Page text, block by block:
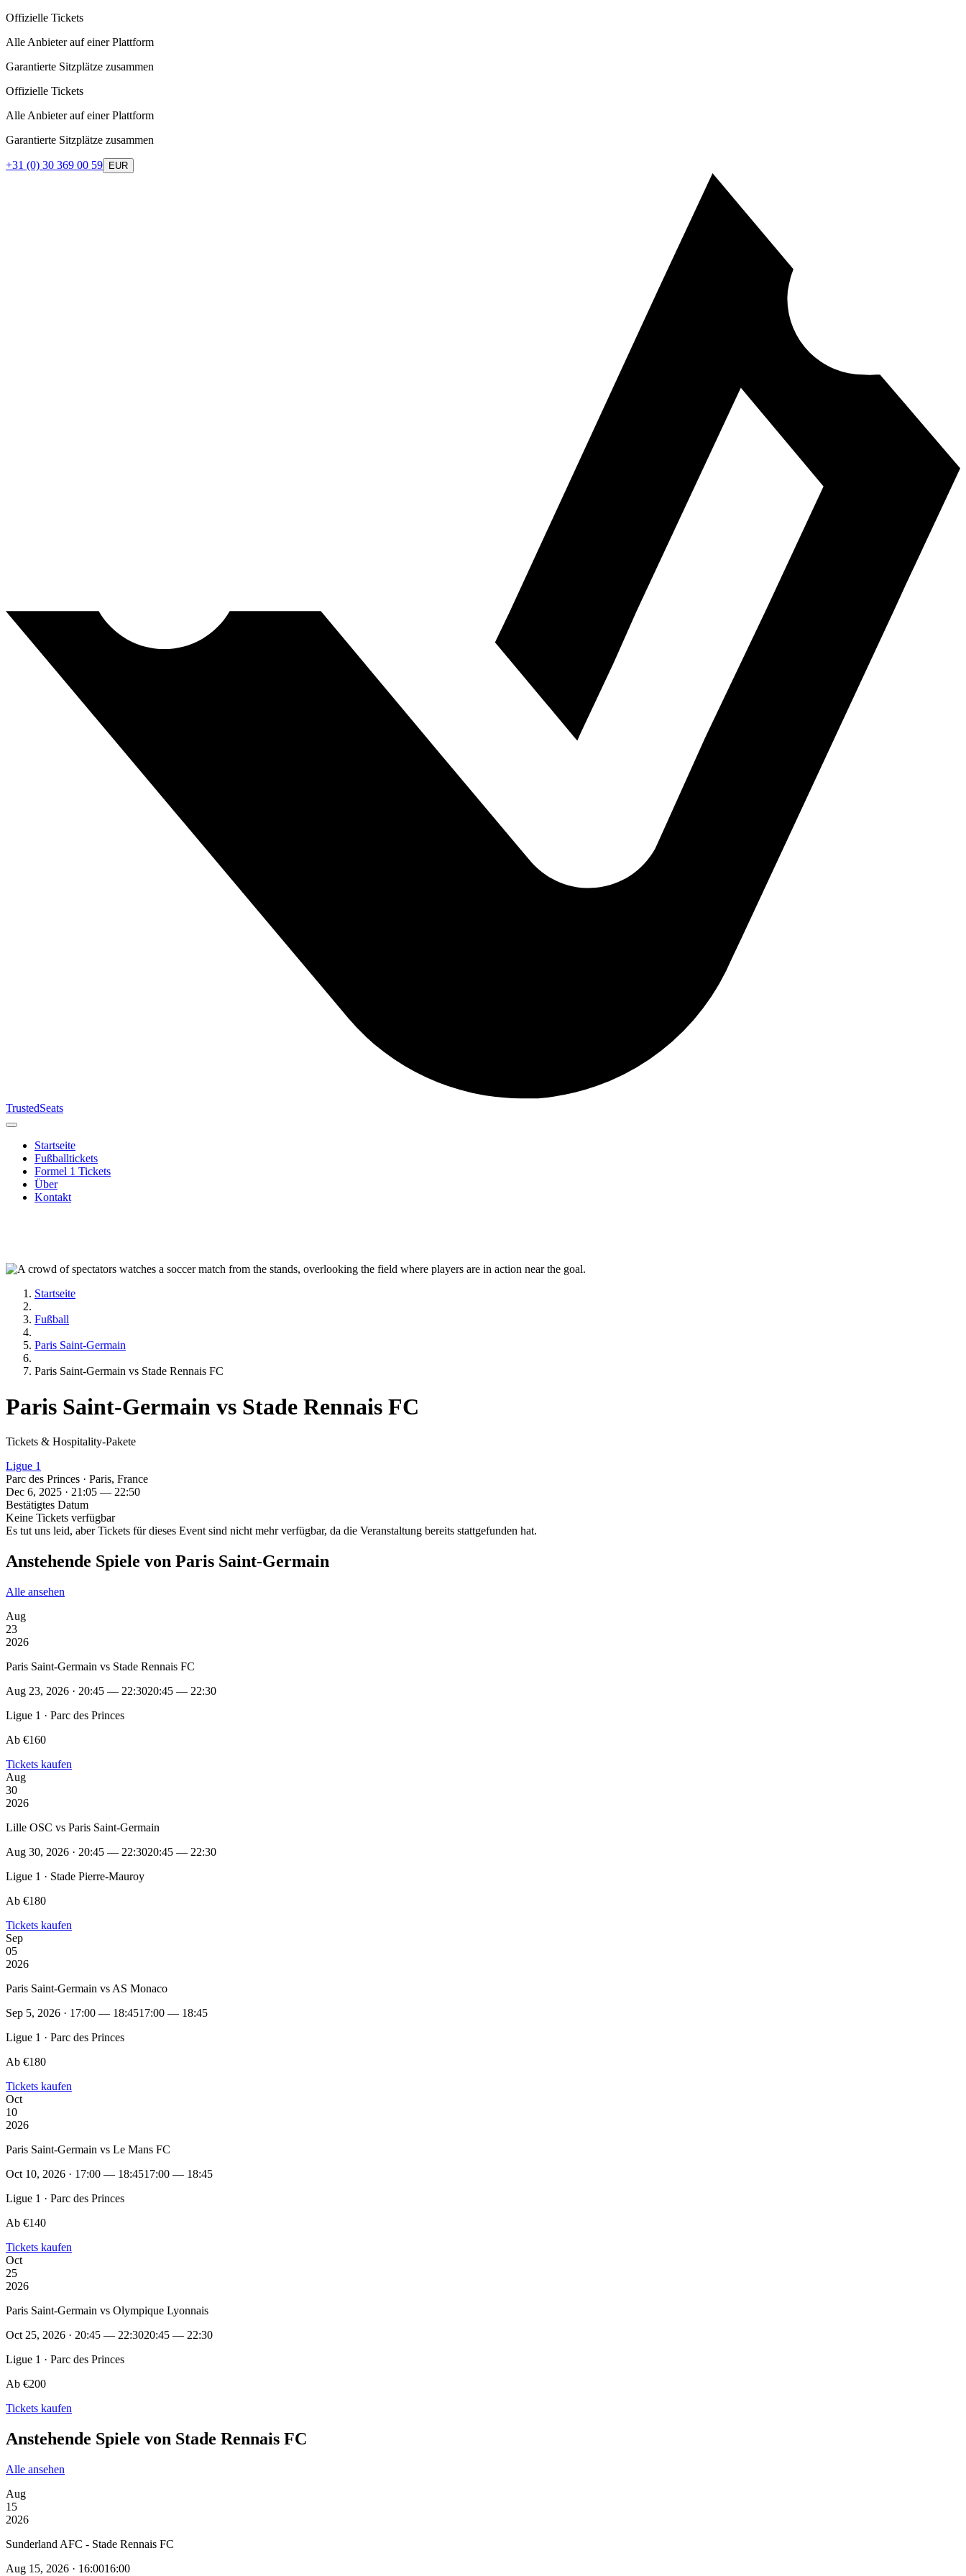
Offizielle Tickets
Alle Anbieter auf einer Plattform
Garantierte Sitzplätze zusammen
Offizielle Tickets
Alle Anbieter auf einer Plattform
Garantierte Sitzplätze zusammen
+31 (0) 30 369 00 59 EUR
TrustedSeats
Startseite
Fußballtickets
Formel 1 Tickets
Über
Kontakt
Startseite
Fußball
Paris Saint-Germain
Paris Saint-Germain vs Stade Rennais FC
Paris Saint-Germain vs Stade Rennais FC
Tickets & Hospitality-Pakete
Ligue 1
Parc des Princes · Paris, France
Dec 6, 2025 · 21:05 — 22:50
Bestätigtes Datum
Keine Tickets verfügbar
Es tut uns leid, aber Tickets für dieses Event sind nicht mehr verfügbar, da die Veranstaltung bereits stattgefunden hat.
Anstehende Spiele von Paris Saint-Germain
Alle ansehen
Aug
23
2026
Paris Saint-Germain vs Stade Rennais FC
Aug 23, 2026 · 20:45 — 22:3020:45 — 22:30
Ligue 1 · Parc des Princes
Ab €160
Tickets kaufen
Aug
30
2026
Lille OSC vs Paris Saint-Germain
Aug 30, 2026 · 20:45 — 22:3020:45 — 22:30
Ligue 1 · Stade Pierre-Mauroy
Ab €180
Tickets kaufen
Sep
05
2026
Paris Saint-Germain vs AS Monaco
Sep 5, 2026 · 17:00 — 18:4517:00 — 18:45
Ligue 1 · Parc des Princes
Ab €180
Tickets kaufen
Oct
10
2026
Paris Saint-Germain vs Le Mans FC
Oct 10, 2026 · 17:00 — 18:4517:00 — 18:45
Ligue 1 · Parc des Princes
Ab €140
Tickets kaufen
Oct
25
2026
Paris Saint-Germain vs Olympique Lyonnais
Oct 25, 2026 · 20:45 — 22:3020:45 — 22:30
Ligue 1 · Parc des Princes
Ab €200
Tickets kaufen
Anstehende Spiele von Stade Rennais FC
Alle ansehen
Aug
15
2026
Sunderland AFC - Stade Rennais FC
Aug 15, 2026 · 16:0016:00